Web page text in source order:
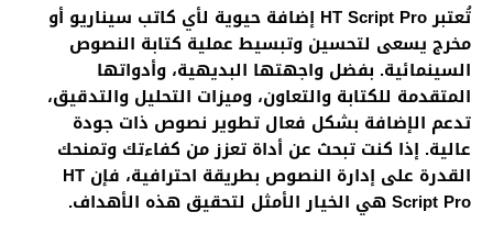
تُعتبر HT Script Pro إضافة حيوية لأي كاتب سيناريو أو
مخرج يسعى لتحسين وتبسيط عملية كتابة النصوص
السينمائية. بفضل واجهتها البديهية، وأدواتها
المتقدمة للكتابة والتعاون، وميزات التحليل والتدقيق،
تدعم الإضافة بشكل فعال تطوير نصوص ذات جودة
عالية. إذا كنت تبحث عن أداة تعزز من كفاءتك وتمنحك
القدرة على إدارة النصوص بطريقة احترافية، فإن HT
Script Pro هي الخيار الأمثل لتحقيق هذه الأهداف.